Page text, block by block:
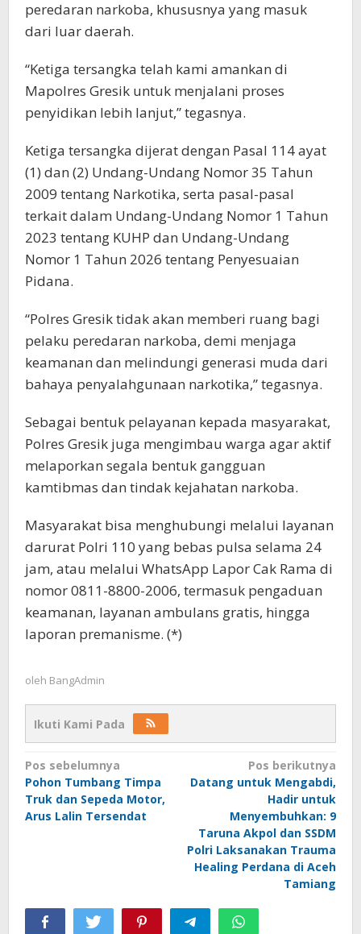
peredaran narkoba, khususnya yang masuk
dari luar daerah.
“Ketiga tersangka telah kami amankan di
Mapolres Gresik untuk menjalani proses
penyidikan lebih lanjut,” tegasnya.
Ketiga tersangka dijerat dengan Pasal 114 ayat
(1) dan (2) Undang-Undang Nomor 35 Tahun
2009 tentang Narkotika, serta pasal-pasal
terkait dalam Undang-Undang Nomor 1 Tahun
2023 tentang KUHP dan Undang-Undang
Nomor 1 Tahun 2026 tentang Penyesuaian
Pidana.
“Polres Gresik tidak akan memberi ruang bagi
pelaku peredaran narkoba, demi menjaga
keamanan dan melindungi generasi muda dari
bahaya penyalahgunaan narkotika,” tegasnya.
Sebagai bentuk pelayanan kepada masyarakat,
Polres Gresik juga mengimbau warga agar aktif
melaporkan segala bentuk gangguan
kamtibmas dan tindak kejahatan narkoba.
Masyarakat bisa menghubungi melalui layanan
darurat Polri 110 yang bebas pulsa selama 24
jam, atau melalui WhatsApp Lapor Cak Rama di
nomor 0811-8800-2006, termasuk pengaduan
keamanan, layanan ambulans gratis, hingga
laporan premanisme. (*)
oleh BangAdmin
Ikuti Kami Pada
Navigasi
pos
Pos sebelumnya
Pohon Tumbang Timpa
Truk dan Sepeda Motor,
Arus Lalin Tersendat
Pos berikutnya
Datang untuk Mengabdi,
Hadir untuk
Menyembuhkan: 9
Taruna Akpol dan SSDM
Polri Laksanakan Trauma
Healing Perdana di Aceh
Tamiang